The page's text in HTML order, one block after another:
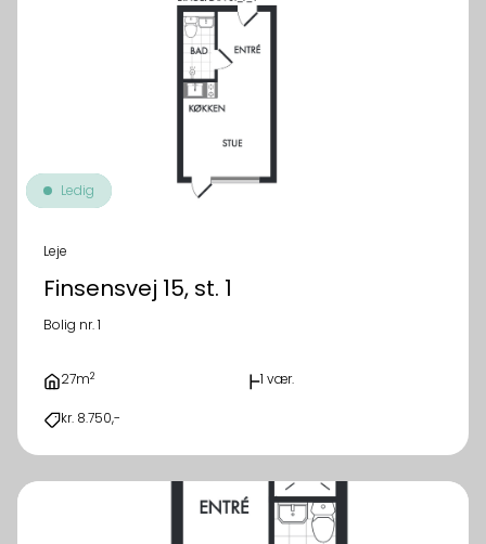
Ledig
Leje
Finsensvej 15, st. 1
Bolig nr. 1
27m2 1 vær.
kr. 8.750,-